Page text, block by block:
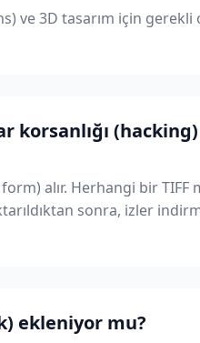
ve 3D tasarım için gerekli
korsanlığı
alır. Herhangi bir TIFF
sonra, izler
ekleniyor mu?